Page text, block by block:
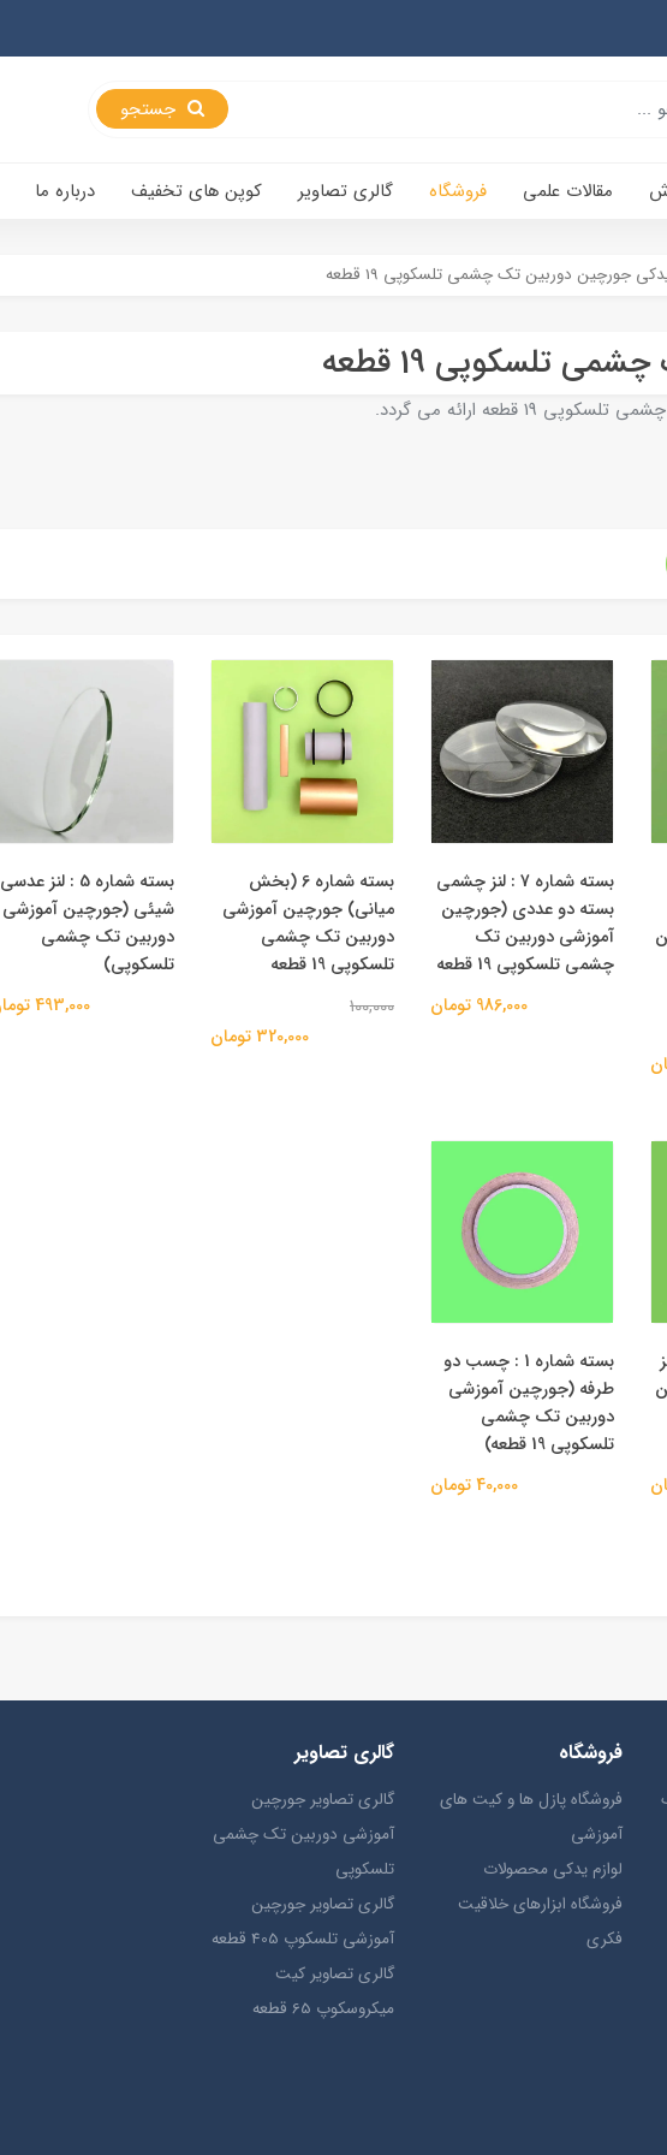
مقالات علمی فروشگاه گالری تصاویر کوپن های تخفیف درباره ما
جورچین دوربین تک چشمی تلسکوپی 19 قطعه
تلسکوپی 19 قطعه
ارائه می گردد.
بسته شماره 7 : لنز چشمی
بسته دو عددی (جورچین
آموزشی دوربین تک
چشمی تلسکوپی 19 قطعه
986,000 تومان
بسته شماره 6 (بخش
میانی) جورچین آموزشی
دوربین تک چشمی
تلسکوپی 19 قطعه
100,000
320,000 تومان
بسته شماره 5 : لنز عدسی
شیئی (جورچین آموزشی
دوربین تک چشمی
تلسکوپی)
493,000 تومان
بسته شماره 1 : چسب دو
طرفه (جورچین آموزشی
دوربین تک چشمی
تلسکوپی 19 قطعه)
40,000 تومان
فروشگاه
فروشگاه پازل ها و کیت های
آموزشی
لوازم یدکی محصولات
فروشگاه ابزارهای خلاقیت
فکری
گالری تصاویر
گالری تصاویر جورچین
آموزشی دوربین تک چشمی
تلسکوپی
گالری تصاویر جورچین
آموزشی تلسکوپ 405 قطعه
گالری تصاویر کیت
میکروسکوپ 65 قطعه